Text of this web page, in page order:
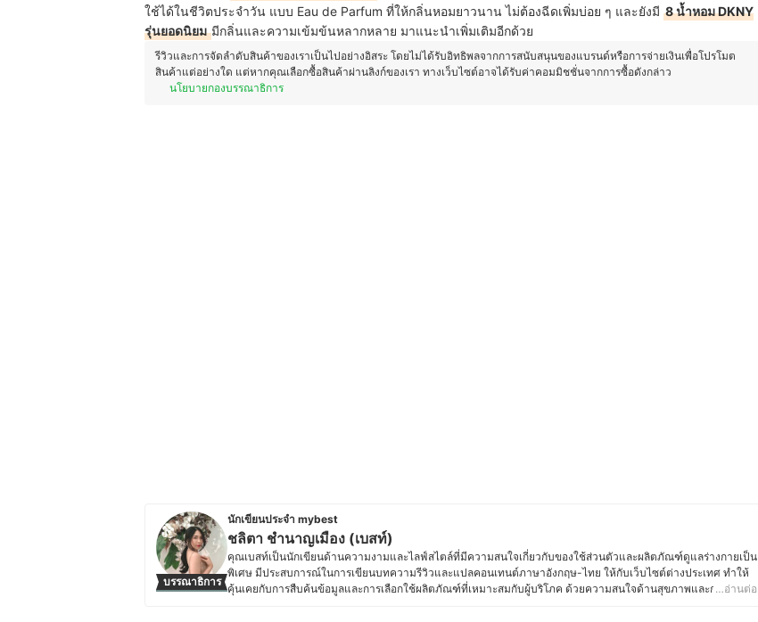
ใช้ได้ในชีวิตประจำวัน แบบ Eau de Parfum ที่ให้กลิ่นหอมยาวนาน ไม่ต้องฉีดเพิ่มบ่อย ๆ และยังมี 8 น้ำหอม DKNY
รุ่นยอดนิยมมีกลิ่นและความเข้มข้นหลากหลาย มาแนะนำเพิ่มเติมอีกด้วย
รีวิวและการจัดลำดับสินค้าของเราเป็นไปอย่างอิสระ โดยไม่ได้รับอิทธิพลจากการสนับสนุนของแบรนด์หรือการจ่ายเงินเพื่อโปรโมต
สินค้าแต่อย่างใด แต่หากคุณเลือกซื้อสินค้าผ่านลิงก์ของเรา ทางเว็บไซต์อาจได้รับค่าคอมมิชชั่นจากการซื้อดังกล่าว
นโยบายกองบรรณาธิการ
บรรณาธิการ
นักเขียนประจำ mybest
ชลิตา ชำนาญเมือง (เบสท์)
คุณเบสท์เป็นนักเขียนด้านความงามและไลฟ์สไตล์ที่มีความสนใจเกี่ยวกับของใช้ส่วนตัวและผลิตภัณฑ์ดูแลร่างกายเป็น
พิเศษ มีประสบการณ์ในการเขียนบทความรีวิวและแปลคอนเทนต์ภาษาอังกฤษ-ไทย ให้กับเว็บไซต์ต่างประเทศ ทำให้
คุ้นเคยกับการสืบค้นข้อมูลและการเลือกใช้ผลิตภัณฑ์ที่เหมาะสมกับผู้บริโภค ด้วยความสนใจด้านสุขภาพและการดูแล
…อ่านต่อ